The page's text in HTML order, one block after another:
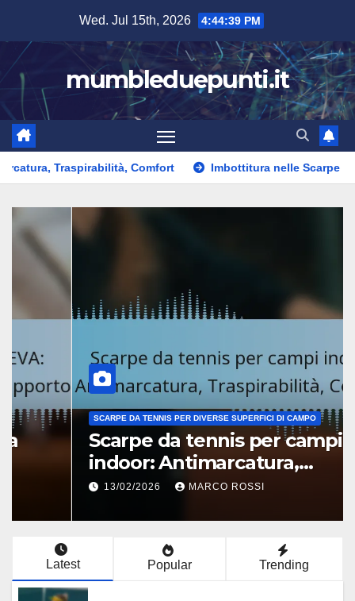
content
Wed. Jul 15th, 2026 4:44:40 PM
mumbleduepunti.it
Comfort Imbottitura nelle Scarpe da Tennis:
MATERIALI E COSTRUZIONE DELLE SCARPE DA TENNIS
Scarpe da tennis stabilità:
supporto, struttura, prestazioni
17/02/2026 MARCO ROSSI
Latest Popular Trending